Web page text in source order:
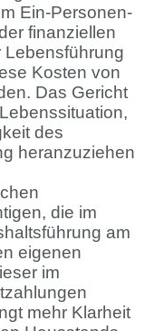
Ein-Personen-
finanziellen
Lebensführung
Kosten von
Das Gericht
des
heranzuziehen
die im
am
eigenen
im
mehr Klarheit